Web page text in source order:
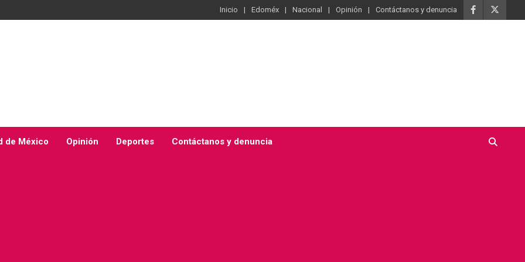
Inicio Edoméx Nacional Opinión Contáctanos y denuncia
de México Opinión Deportes Contáctanos y denuncia